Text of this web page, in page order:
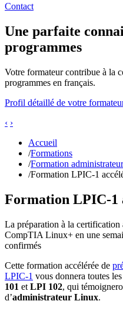
Contact
Une parfaite
programmes
Votre formateur contribue à la
programmes en français.
Profil détaillé de votre
‹ ›
Accueil
/Formations
/Formation
/Formation LPIC-1
Formation LPIC-1
La préparation à la
CompTIA Linux+ en une
confirmés
Cette formation accélérée de
LPIC-1 vous donnera toutes
101 et LPI 102, qui
d’administrateur Linux.